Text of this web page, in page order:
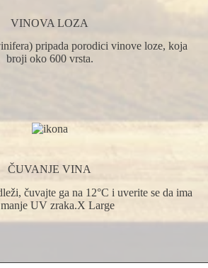
VINOVA LOZA
pripada porodici vinove loze, koja
broji oko 600 vrsta.
ČUVANJE VINA
čuvajte ga na 12°C i uverite se da ima
UV zraka.X Large